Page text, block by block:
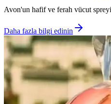
Avon'un hafif ve ferah vücut
Daha fazla bilgi edinin